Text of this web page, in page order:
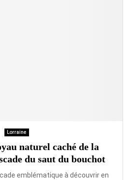
Lorraine
naturel caché de la
du saut du bouchot
emblématique à découvrir en